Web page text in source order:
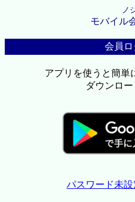
ノ
モバイル
会員
アプリを使うと簡単
ダウンロ
パスワード未